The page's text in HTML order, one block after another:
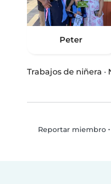
Peter
Trabajos de niñera ·
Reportar miembro•